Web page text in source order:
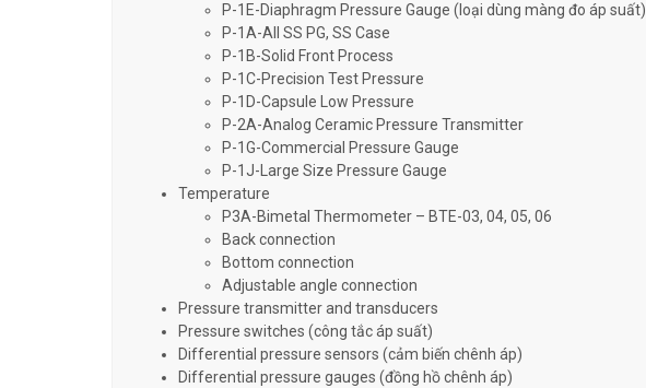
P-1E-Diaphragm Pressure Gauge (loại dùng màng đo áp suất)
P-1A-All SS PG, SS Case
P-1B-Solid Front Process
P-1C-Precision Test Pressure
P-1D-Capsule Low Pressure
P-2A-Analog Ceramic Pressure Transmitter
P-1G-Commercial Pressure Gauge
P-1J-Large Size Pressure Gauge
Temperature
P3A-Bimetal Thermometer – BTE-03, 04, 05, 06
Back connection
Bottom connection
Adjustable angle connection
Pressure transmitter and transducers
Pressure switches (công tắc áp suất)
Differential pressure sensors (cảm biến chênh áp)
Differential pressure gauges (đồng hồ chênh áp)